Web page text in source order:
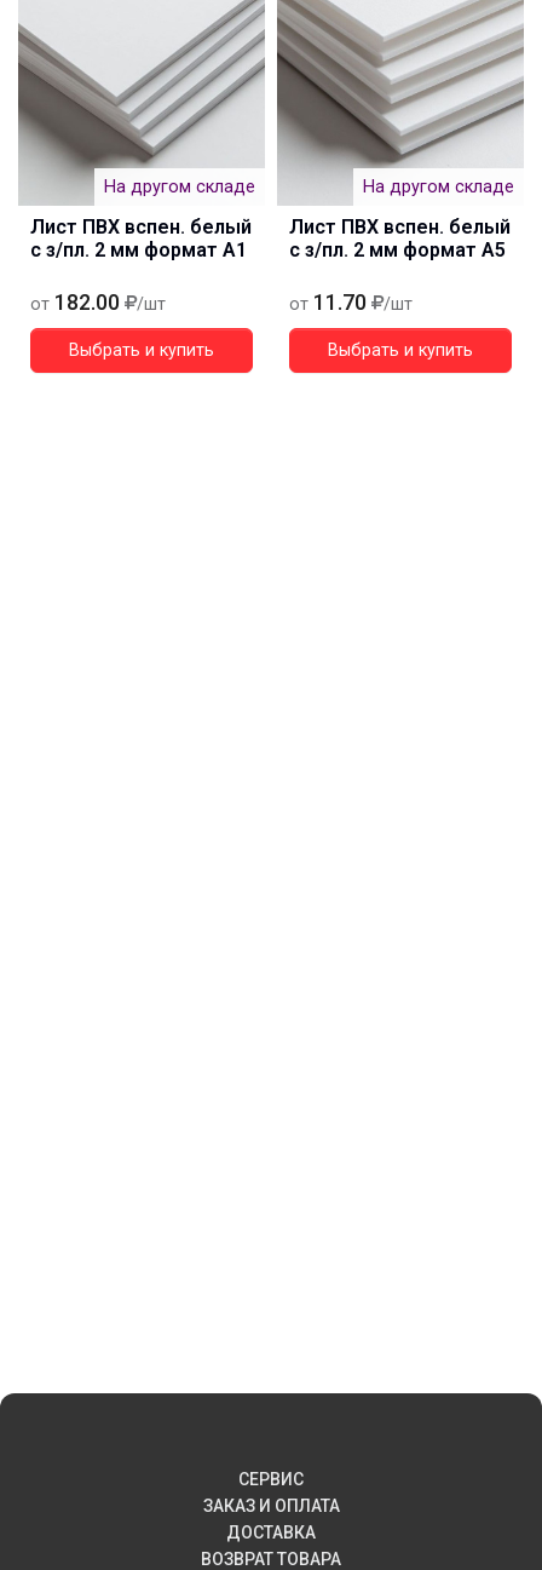
На другом складе
Лист ПВХ вспен. белый
с з/пл. 2 мм формат А1
от 182.00 /шт
Выбрать и купить
На другом складе
Лист ПВХ вспен. белый
с з/пл. 2 мм формат А5
от 11.70 /шт
Выбрать и купить
СЕРВИС
ЗАКАЗ И ОПЛАТА
ДОСТАВКА
ВОЗВРАТ ТОВАРА